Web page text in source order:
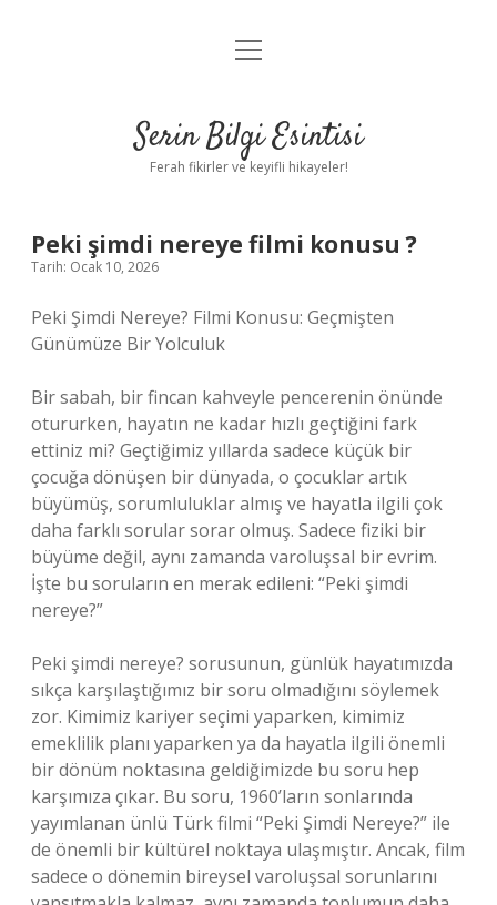
Anasayfa
Yasal Uyarı
menüyü
Serin Bilgi Esintisi
Ferah fikirler ve keyifli hikayeler!
Peki şimdi nereye filmi konusu ?
Tarih: Ocak 10, 2026
Peki Şimdi Nereye? Filmi Konusu: Geçmişten
Günümüze Bir Yolculuk
Bir sabah, bir fincan kahveyle pencerenin önünde
otururken, hayatın ne kadar hızlı geçtiğini fark
ettiniz mi? Geçtiğimiz yıllarda sadece küçük bir
çocuğa dönüşen bir dünyada, o çocuklar artık
büyümüş, sorumluluklar almış ve hayatla ilgili çok
daha farklı sorular sorar olmuş. Sadece fiziki bir
büyüme değil, aynı zamanda varoluşsal bir evrim.
İşte bu soruların en merak edileni: “Peki şimdi
nereye?”
Peki şimdi nereye? sorusunun, günlük hayatımızda
sıkça karşılaştığımız bir soru olmadığını söylemek
zor. Kimimiz kariyer seçimi yaparken, kimimiz
emeklilik planı yaparken ya da hayatla ilgili önemli
bir dönüm noktasına geldiğimizde bu soru hep
karşımıza çıkar. Bu soru, 1960’ların sonlarında
yayımlanan ünlü Türk filmi “Peki Şimdi Nereye?” ile
de önemli bir kültürel noktaya ulaşmıştır. Ancak, film
sadece o dönemin bireysel varoluşsal sorunlarını